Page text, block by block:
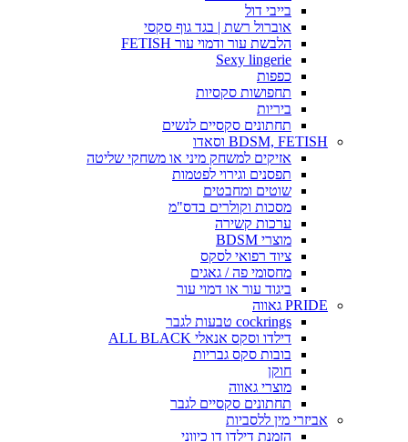
בייבי דול
אוברול רשת | בגד גוף סקסי
הלבשת עור ודמוי עור FETISH
Sexy lingerie
כפפות
תחפושות סקסיות
ביריות
תחתונים סקסיים לנשים
BDSM, FETISH וסאדו
אזיקים למשחק מיני או משחקי שליטה
תפסנים וגירוי לפטמות
שוטים ומחבטים
מסכות וקולרים בדס"מ
ערכות קשירה
מוצרי BDSM
ציוד רפואי לסקס
מחסומי פה / גאגים
ביגוד עור או דמוי עור
PRIDE גאווה
cockrings טבעות לגבר
דילדו וסקס אנאלי ALL BLACK
בובות סקס גבריות
חוקן
מוצרי גאווה
תחתונים סקסיים לגבר
אביזרי מין ללסביות
הזמנת דילדו דו כיווני